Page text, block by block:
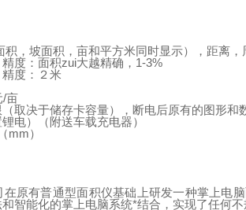
积，坡面积，亩和平方米同时显示），距离
度：面积zui大越精确， 1-3%
度：２米
/亩
取决于储存卡容量），断电后原有的图形和
电）
（附送车载充电器）
mm）
原有普通型面积仪基础上研发一种掌上电
智能化的掌上电脑系统*结合，实现了任何